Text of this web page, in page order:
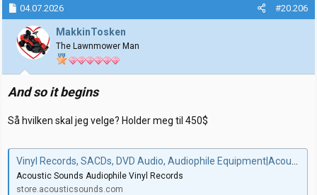
04.07.2026 #20.206
MakkinTosken
The Lawnmower Man
And so it begins
Så hvilken skal jeg velge? Holder meg til 450$
Vinyl Records, SACDs, DVD Audio, Audiophile Equipment|Acoustic Sounds
Acoustic Sounds Audiophile Vinyl Records
store.acousticsounds.com